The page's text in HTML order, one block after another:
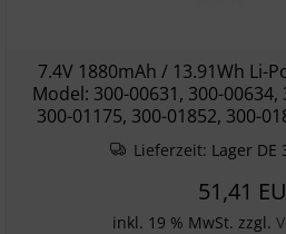
7.4V 1880mAh / 13.91Wh Li-
Model: 300-00631, 300-00634,
300-01175, 300-01852, 300-
Lieferzeit: Lager DE
51,41
inkl. 19 % MwSt. zzgl.